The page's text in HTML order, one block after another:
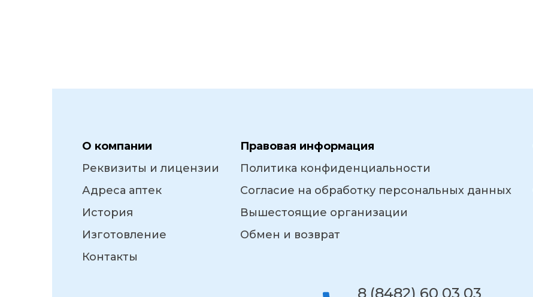
О компании
Реквизиты и лицензии
Адреса аптек
История
Изготовление
Контакты
Правовая информация
Политика конфиденциальности
Согласие на обработку персональных данных
Вышестоящие организации
Обмен и возврат
8 (8482) 60 03 03